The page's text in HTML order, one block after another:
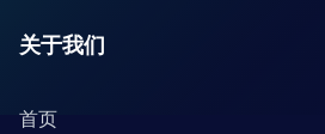
关于我们
首页